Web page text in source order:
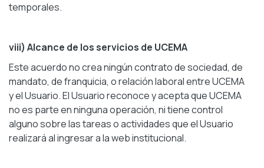
temporales.
viii) Alcance de los servicios de UCEMA
Este acuerdo no crea ningún contrato de sociedad, de
mandato, de franquicia, o relación laboral entre UCEMA
y el Usuario. El Usuario reconoce y acepta que UCEMA
no es parte en ninguna operación, ni tiene control
alguno sobre las tareas o actividades que el Usuario
realizará al ingresar a la web institucional.